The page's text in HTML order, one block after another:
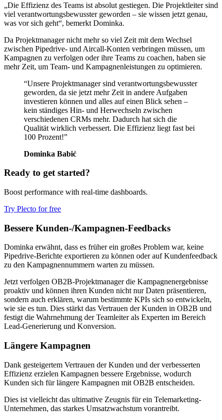
„Die Effizienz des Teams ist absolut gestiegen. Die Projektleiter sind
viel verantwortungsbewusster geworden – sie wissen jetzt genau,
was vor sich geht“, bemerkt Dominka.
Da Projektmanager nicht mehr so viel Zeit mit dem Wechsel
zwischen Pipedrive- und Aircall-Konten verbringen müssen, um
Kampagnen zu verfolgen oder ihre Teams zu coachen, haben sie
mehr Zeit, um Team- und Kampagnenleistungen zu optimieren.
“Unsere Projektmanager sind verantwortungsbewusster
geworden, da sie jetzt mehr Zeit in andere Aufgaben
investieren können und alles auf einen Blick sehen –
kein ständiges Hin- und Herwechseln zwischen
verschiedenen CRMs mehr. Dadurch hat sich die
Qualität wirklich verbessert. Die Effizienz liegt fast bei
100 Prozent!”
Dominka Babić
Ready to get started?
Boost performance with real-time dashboards.
Try Plecto for free
Bessere Kunden-/Kampagnen-Feedbacks
Dominka erwähnt, dass es früher ein großes Problem war, keine
Pipedrive-Berichte exportieren zu können oder auf Kundenfeedback
zu den Kampagnennummern warten zu müssen.
Jetzt verfolgen OB2B-Projektmanager die Kampagnenergebnisse
proaktiv und können ihren Kunden nicht nur Daten präsentieren,
sondern auch erklären, warum bestimmte KPIs sich so entwickeln,
wie sie es tun. Dies stärkt das Vertrauen der Kunden in OB2B und
festigt die Wahrnehmung der Teamleiter als Experten im Bereich
Lead-Generierung und Konversion.
Längere Kampagnen
Dank gesteigertem Vertrauen der Kunden und der verbesserten
Effizienz erzielen Kampagnen bessere Ergebnisse, wodurch
Kunden sich für längere Kampagnen mit OB2B entscheiden.
Dies ist vielleicht das ultimative Zeugnis für ein Telemarketing-
Unternehmen, das starkes Umsatzwachstum vorantreibt.